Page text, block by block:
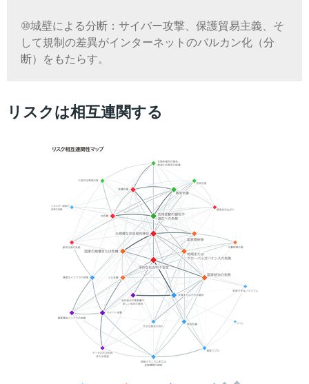
⑩城壁による分断：サイバー攻撃、保護貿易主義、そ
して規制の差異がインターネットのバルカン化（分
断）をもたらす。
リスクは相互連関する